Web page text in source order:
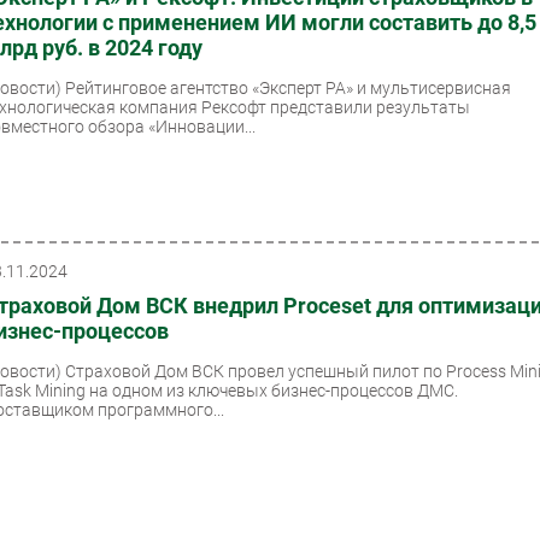
с применением ИИ могли составить до 8,5
руб. в 2024 году
Рейтинговое агентство «Эксперт РА» и мультисервисная
компания Рексофт представили результаты
обзора «Инновации...
Дом ВСК внедрил Proceset для
процессов
Страховой Дом ВСК провел успешный пилот по Process
Mining на одном из ключевых бизнес-процессов ДМС.
программного...